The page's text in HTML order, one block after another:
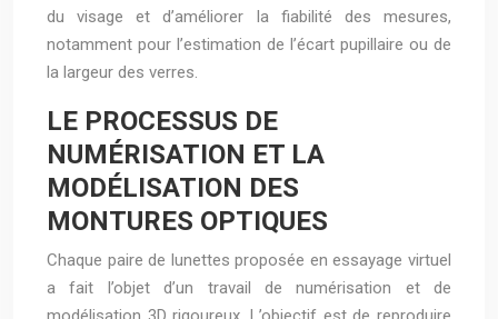
du visage et d’améliorer la fiabilité des mesures,
notamment pour l’estimation de l’écart pupillaire ou de
la largeur des verres.
LE PROCESSUS DE
NUMÉRISATION ET LA
MODÉLISATION DES
MONTURES OPTIQUES
Chaque paire de lunettes proposée en essayage virtuel
a fait l’objet d’un travail de numérisation et de